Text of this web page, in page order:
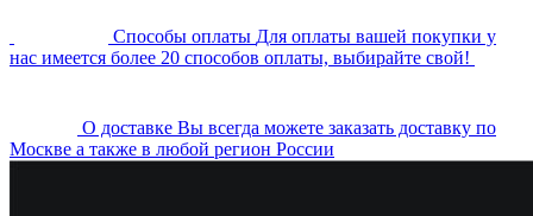
Cпособы оплаты Для оплаты вашей покупки у
нас имеется более 20 способов оплаты, выбирайте свой!
О доставке Вы всегда можете заказать доставку по
Москве а также в любой регион России